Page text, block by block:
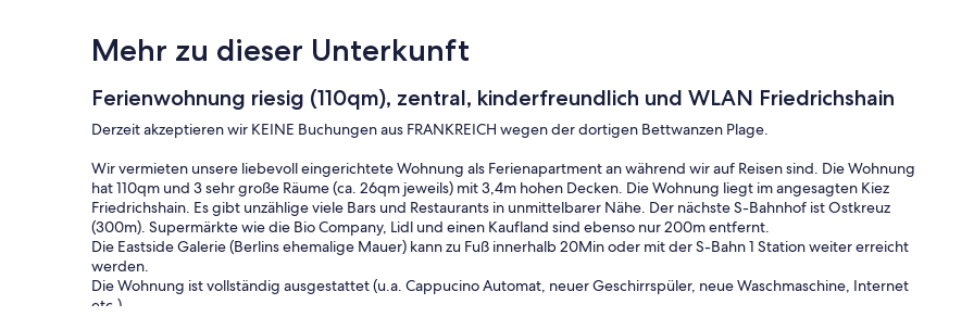
Mehr zu dieser Unterkunft
Ferienwohnung riesig (110qm), zentral, kinderfreundlich und WLAN Friedrichshain
Derzeit akzeptieren wir KEINE Buchungen aus FRANKREICH wegen der dortigen Bettwanzen Plage.
Wir vermieten unsere liebevoll eingerichtete Wohnung als Ferienapartment an während wir auf Reisen sind. Die Wohnung
hat 110qm und 3 sehr große Räume (ca. 26qm jeweils) mit 3,4m hohen Decken. Die Wohnung liegt im angesagten Kiez
Friedrichshain. Es gibt unzählige viele Bars und Restaurants in unmittelbarer Nähe. Der nächste S-Bahnhof ist Ostkreuz
(300m). Supermärkte wie die Bio Company, Lidl und einen Kaufland sind ebenso nur 200m entfernt.
Die Eastside Galerie (Berlins ehemalige Mauer) kann zu Fuß innerhalb 20Min oder mit der S-Bahn 1 Station weiter erreicht
werden.
Die Wohnung ist vollständig ausgestattet (u.a. Cappucino Automat, neuer Geschirrspüler, neue Waschmaschine, Internet
etc.).